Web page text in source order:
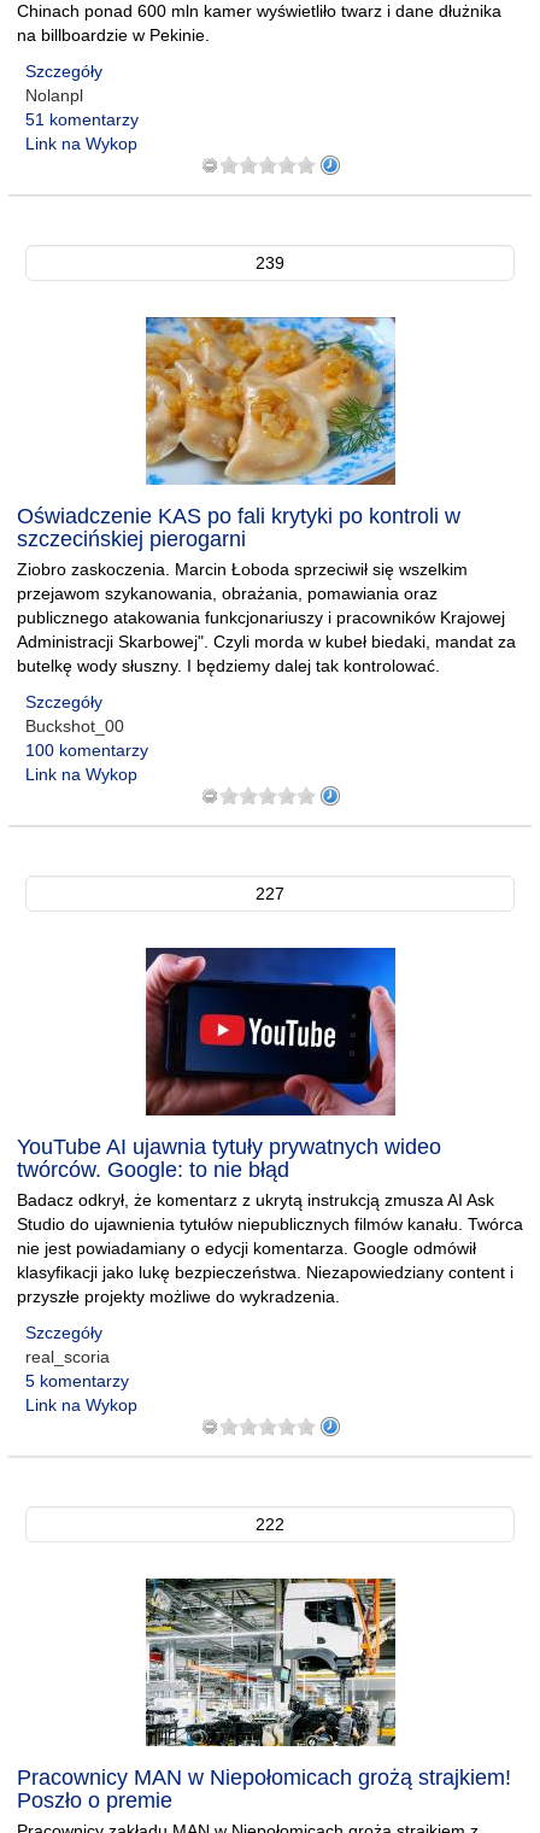
Chinach ponad 600 mln kamer wyświetliło twarz i dane dłużnika
na billboardzie w Pekinie.
Szczegóły
Nolanpl
51 komentarzy
Link na Wykop
239
Oświadczenie KAS po fali krytyki po kontroli w
szczecińskiej pierogarni
Ziobro zaskoczenia. Marcin Łoboda sprzeciwił się wszelkim
przejawom szykanowania, obrażania, pomawiania oraz
publicznego atakowania funkcjonariuszy i pracowników Krajowej
Administracji Skarbowej". Czyli morda w kubeł biedaki, mandat za
butelkę wody słuszny. I będziemy dalej tak kontrolować.
Szczegóły
Buckshot_00
100 komentarzy
Link na Wykop
227
YouTube AI ujawnia tytuły prywatnych wideo
twórców. Google: to nie błąd
Badacz odkrył, że komentarz z ukrytą instrukcją zmusza AI Ask
Studio do ujawnienia tytułów niepublicznych filmów kanału. Twórca
nie jest powiadamiany o edycji komentarza. Google odmówił
klasyfikacji jako lukę bezpieczeństwa. Niezapowiedziany content i
przyszłe projekty możliwe do wykradzenia.
Szczegóły
real_scoria
5 komentarzy
Link na Wykop
222
Pracownicy MAN w Niepołomicach grożą strajkiem!
Poszło o premie